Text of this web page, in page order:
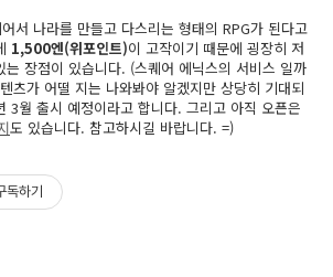
서 나라를 만들고 다스리는 형태의 RPG가 된다고
1,500엔(위포인트)이 고작이기 때문에 굉장히 저
는 장점이 있습니다. (스퀘어 에닉스의 서비스 일까
츠가 어떨 지는 나와봐야 알겠지만 상당히 기대되
3월 출시 예정이라고 합니다. 그리고 아직 오픈은
도 있습니다. 참고하시길 바랍니다. =)
독하기